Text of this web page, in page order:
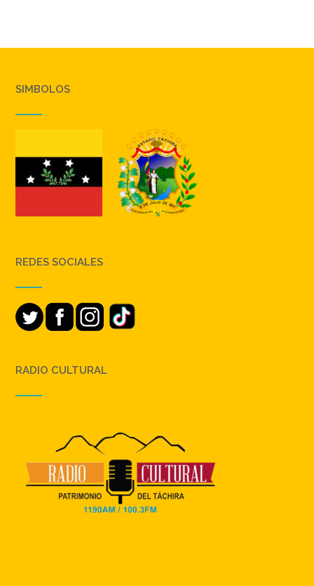
SIMBOLOS
REDES SOCIALES
RADIO CULTURAL